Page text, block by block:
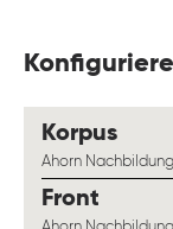
Korpus
Ahorn Nachbildung
Front